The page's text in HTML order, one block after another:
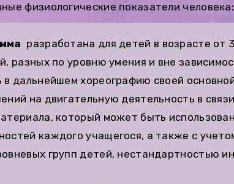
физиологические показатели
разработана для детей в возрасте
разных по уровню умения и вне
в дальнейшем хореографию своей
на двигательную деятельность в
который может быть
каждого учащегося, а также с
групп детей, нестандартностью